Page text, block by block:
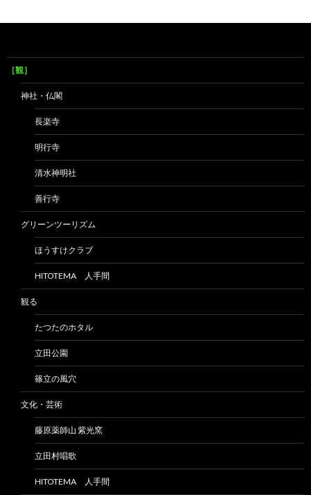
［観］
神社・仏閣
長楽寺
明行寺
清水神明社
善行寺
グリーンツーリズム
ほうすけクラブ
HITOTEMA 人手間
観る
たつたのホタル
立田公園
篠立の風穴
文化・芸術
藤原薬師山 紫光窯
立田村唱歌
HITOTEMA 人手間